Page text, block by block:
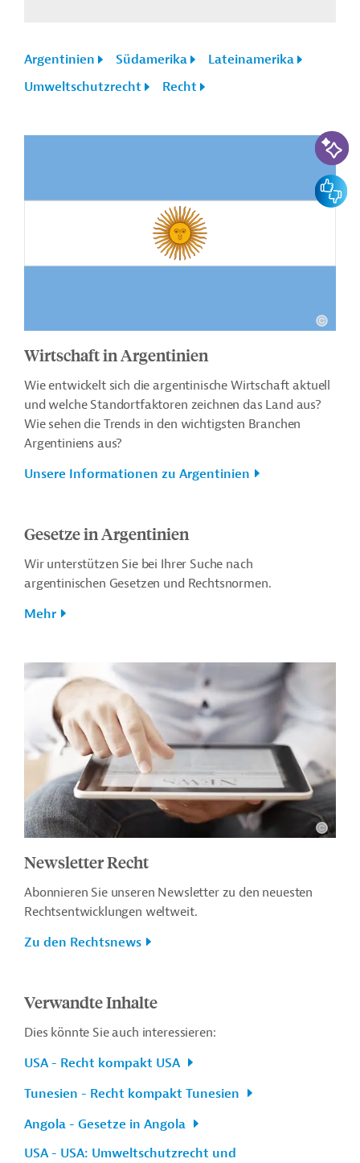
Argentinien Südamerika
Lateinamerika
Umweltschutzrecht
Recht
Wirtschaft in Argentinien
Wie entwickelt sich die argentinische Wirtschaft aktuell
und welche Standortfaktoren zeichnen das Land aus?
Wie sehen die Trends in den wichtigsten Branchen
Argentiniens aus?
Unsere Informationen zu Argentinien
Gesetze in Argentinien
Wir unterstützen Sie bei Ihrer Suche nach
argentinischen Gesetzen und Rechtsnormen.
Mehr
Newsletter Recht
Abonnieren Sie unseren Newsletter zu den neuesten
Rechtsentwicklungen weltweit.
Zu den Rechtsnews
Verwandte Inhalte
Dies könnte Sie auch interessieren:
USA - Recht kompakt USA
Tunesien - Recht kompakt Tunesien
Angola - Gesetze in Angola
USA - USA: Umweltschutzrecht und
KI-